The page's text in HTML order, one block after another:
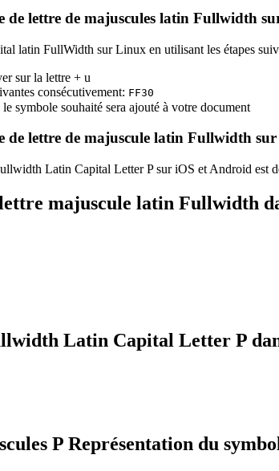
de lettre de majuscules latin Fullwidth
latin FullWidth sur Linux en utilisant les étapes
sur la lettre + u
consécutivement: FF30
symbole souhaité sera ajouté à votre document
de lettre de majuscule latin Fullwidth
Latin Capital Letter P sur iOS et Android est
majuscule latin Fullwidth
Latin Capital Letter P
P Représentation du